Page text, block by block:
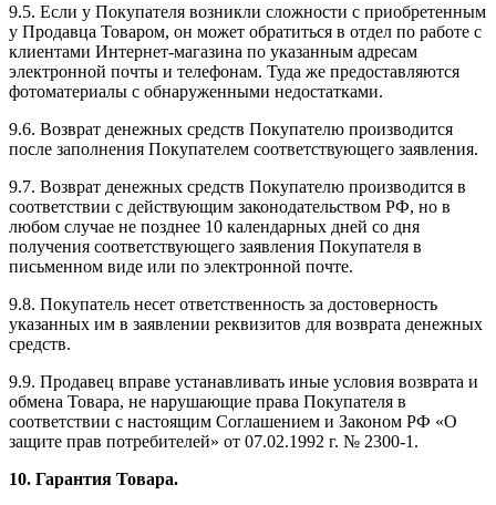
9.5. Если у Покупателя возникли сложности с приобретенным
у Продавца Товаром, он может обратиться в отдел по работе с
клиентами Интернет-магазина по указанным адресам
электронной почты и телефонам. Туда же предоставляются
фотоматериалы с обнаруженными недостатками.
9.6. Возврат денежных средств Покупателю производится
после заполнения Покупателем соответствующего заявления.
9.7. Возврат денежных средств Покупателю производится в
соответствии с действующим законодательством РФ, но в
любом случае не позднее 10 календарных дней со дня
получения соответствующего заявления Покупателя в
письменном виде или по электронной почте.
9.8. Покупатель несет ответственность за достоверность
указанных им в заявлении реквизитов для возврата денежных
средств.
9.9. Продавец вправе устанавливать иные условия возврата и
обмена Товара, не нарушающие права Покупателя в
соответствии с настоящим Соглашением и Законом РФ «О
защите прав потребителей» от 07.02.1992 г. № 2300-1.
10. Гарантия Товара.